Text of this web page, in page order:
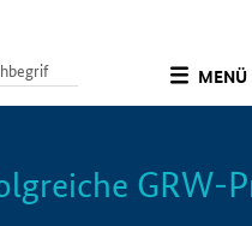
MENÜ
GRW-